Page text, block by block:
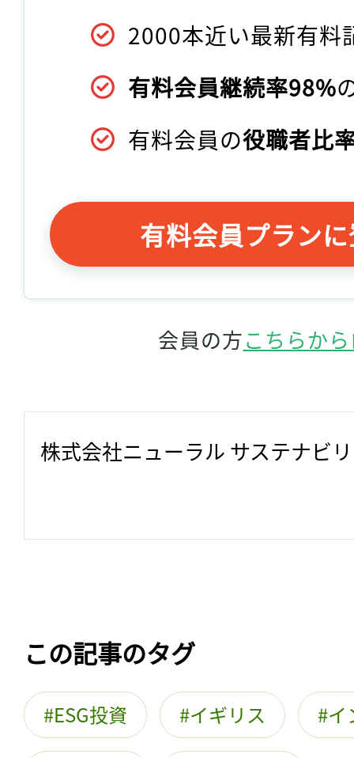
2000本近い最新有料
有料会員継続率98%
有料会員の役職者比
有料会員プラン
会員の方こちらか
株式会社ニューラル サステナビ
この記事のタグ
ESG投資 イギリス イ